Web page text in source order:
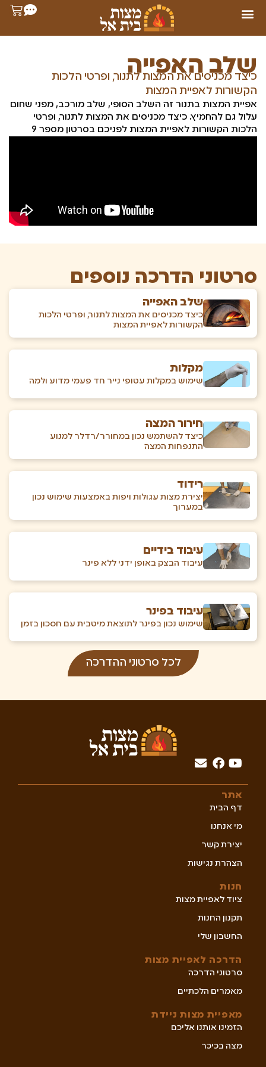
שלב האפייה
כיצד מכניסים את המצות לתנור, ופרטי הלכות
הקשורות לאפיית המצות
אפיית המצות בתנור זה השלב הסופי, שלב מורכב, מפני שחום
עלול גם להחמיץ. כיצד מכניסים את המצות לתנור, ופרטי
הלכות הקשורות לאפיית המצות לפניכם בסרטון מספר 9
סרטוני הדרכה נוספים
שלב האפייה
כיצד מכניסים את המצות לתנור, ופרטי הלכות
הקשורות לאפיית המצות
מקלות
שימוש במקלות עטופי נייר חד פעמי מדוע ולמה
חירור המצה
כיצד להשתמש נכון במחורר/רדלר למנוע
התנפחות המצה
רידוד
יצירת מצות עגולות ויפות באמצעות שימוש נכון
במערוך
עיבוד בידיים
עיבוד הבצק באופן ידני ללא פינר
עיבוד בפינר
שימוש נכון בפינר לתוצאת מיטבית עם חסכון בזמן
לכל סרטוני ההדרכה
אתר
דף הבית
מי אנחנו
יצירת קשר
הצהרת נגישות
חנות
ציוד לאפיית מצות
תקנון החנות
החשבון שלי
הדרכה לאפיית מצות
סרטוני הדרכה
מאמרים הלכתיים
מאפיית מצות ניידת
הזמינו אותנו אליכם
מצה בכיכר